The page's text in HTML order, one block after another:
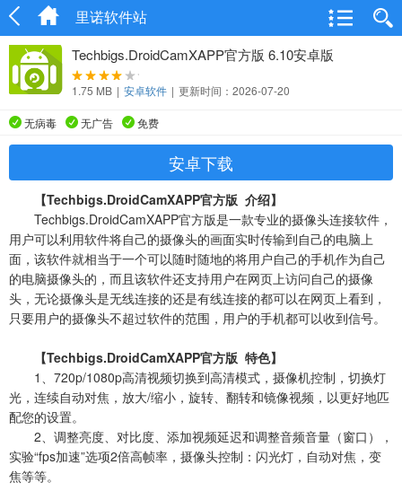
里诺软件站
Techbigs.DroidCamXAPP官方版 6.10安卓版
1.75 MB | 安卓软件 | 更新时间：2026-07-20
无病毒 无广告 免费
安卓下载
【Techbigs.DroidCamXAPP官方版 介绍】
Techbigs.DroidCamXAPP官方版是一款专业的摄像头连接软件，
用户可以利用软件将自己的摄像头的画面实时传输到自己的电脑上
面，该软件就相当于一个可以随时随地的将用户自己的手机作为自己
的电脑摄像头的，而且该软件还支持用户在网页上访问自己的摄像
头，无论摄像头是无线连接的还是有线连接的都可以在网页上看到，
只要用户的摄像头不超过软件的范围，用户的手机都可以收到信号。
【Techbigs.DroidCamXAPP官方版 特色】
1、720p/1080p高清视频切换到高清模式，摄像机控制，切换灯
光，连续自动对焦，放大/缩小，旋转、翻转和镜像视频，以更好地匹
配您的设置。
2、调整亮度、对比度、添加视频延迟和调整音频音量（窗口），
实验“fps加速”选项2倍高帧率，摄像头控制：闪光灯，自动对焦，变
焦等等。